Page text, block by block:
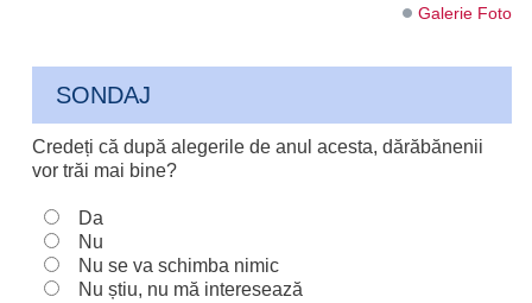
Galerie Foto
SONDAJ
Credeți că după alegerile de anul acesta, dărăbănenii
vor trăi mai bine?
Da
Nu
Nu se va schimba nimic
Nu știu, nu mă interesează